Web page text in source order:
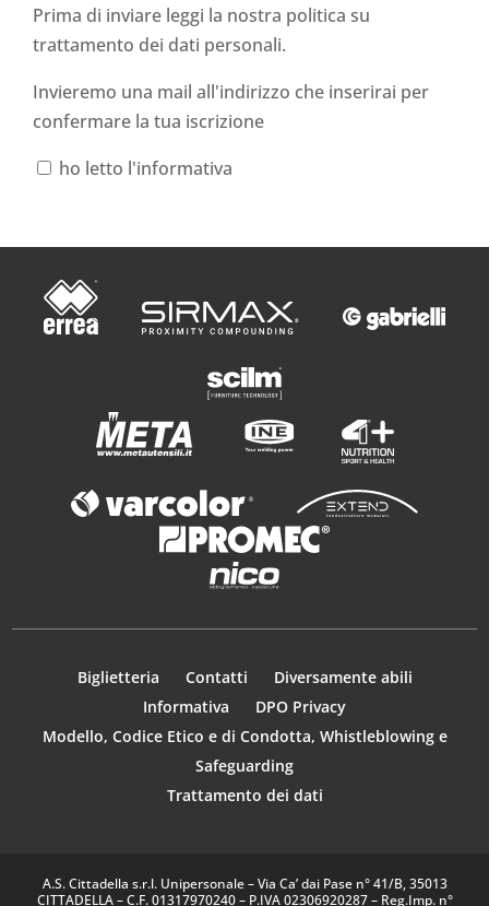
Prima di inviare leggi la nostra politica su
trattamento dei dati personali.
Invieremo una mail all'indirizzo che inserirai per
confermare la tua iscrizione
ho letto l'informativa
Biglietteria Contatti
Diversamente abili
Informativa
DPO Privacy
Modello, Codice Etico e di Condotta, Whistleblowing e
Safeguarding
Trattamento dei dati
A.S. Cittadella s.r.l. Unipersonale – Via Ca’ dai Pase n° 41/B, 35013
CITTADELLA – C.F. 01317970240 – P.IVA 02306920287 – Reg.Imp. n°